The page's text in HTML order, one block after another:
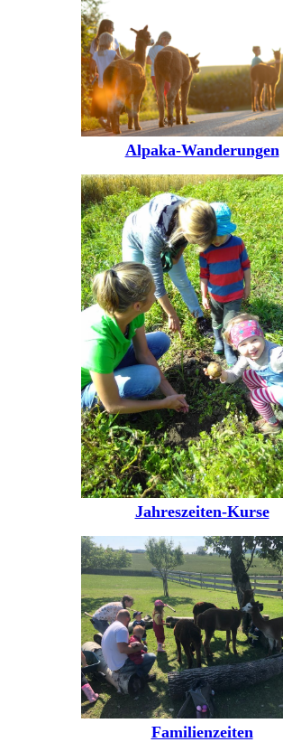
Alpaka-Wanderungen
Jahreszeiten-Kurse
Familienzeiten